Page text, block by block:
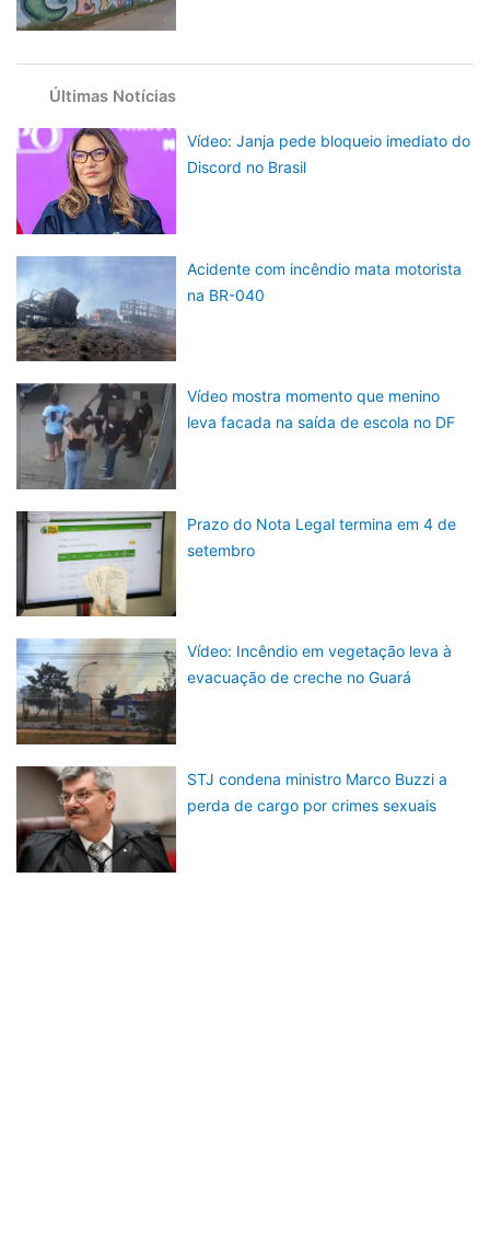
Últimas Notícias
Vídeo: Janja pede bloqueio imediato do
Discord no Brasil
Acidente com incêndio mata motorista
na BR-040
Vídeo mostra momento que menino
leva facada na saída de escola no DF
Prazo do Nota Legal termina em 4 de
setembro
Vídeo: Incêndio em vegetação leva à
evacuação de creche no Guará
STJ condena ministro Marco Buzzi a
perda de cargo por crimes sexuais